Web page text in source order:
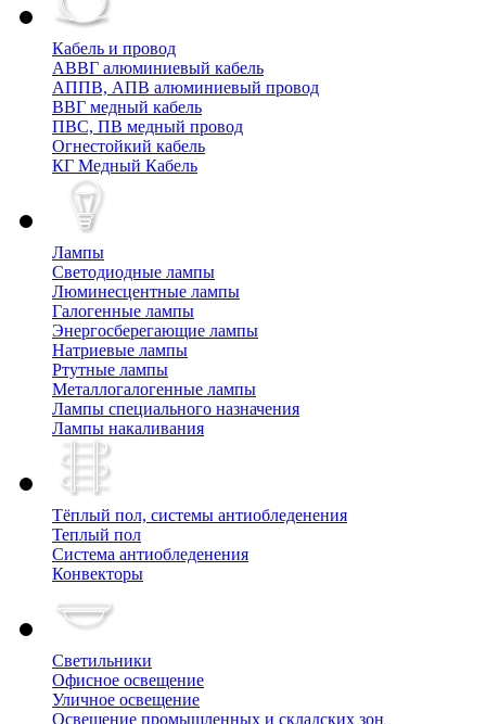
Кабель и провод
АВВГ алюминиевый кабель
АППВ, АПВ алюминиевый провод
ВВГ медный кабель
ПВС, ПВ медный провод
Огнестойкий кабель
КГ Медный Кабель
Лампы
Cветодиодные лампы
Люминесцентные лампы
Галогенные лампы
Энергосберегающие лампы
Натриевые лампы
Ртутные лампы
Металлогалогенные лампы
Лампы специального назначения
Лампы накаливания
Тёплый пол, cистемы антиобледенения
Теплый пол
Система антиобледенения
Конвекторы
Светильники
Офисное освещение
Уличное освещение
Освещение промышленных и складских зон